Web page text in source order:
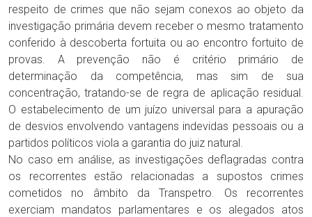
respeito de crimes que não sejam conexos ao objeto da
investigação primária devem receber o mesmo tratamento
conferido à descoberta fortuita ou ao encontro fortuito de
provas. A prevenção não é critério primário de
determinação da competência, mas sim de sua
concentração, tratando-se de regra de aplicação residual.
O estabelecimento de um juízo universal para a apuração
de desvios envolvendo vantagens indevidas pessoais ou a
partidos políticos viola a garantia do juiz natural.
No caso em análise, as investigações deflagradas contra
os recorrentes estão relacionadas a supostos crimes
cometidos no âmbito da Transpetro. Os recorrentes
exerciam mandatos parlamentares e os alegados atos